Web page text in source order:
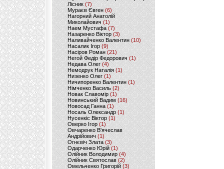
Лісник (7)
Мураєв Євген(6)
Нагорний Анатолій
Миколайович (1)
Наем Мустафа (7)
Назаренко Віктор (3)
Наливайченко Валентин (10)
Насалик Ігор(9)
Насіров Роман (21)
Негой Федір Федорович(1)
Недава Олег(4)
Немодрук Наталія(1)
Низенко Олег (1)
Ничипоренко Валентин (1)
Німченко Василь (2)
Новак Славомір (1)
Новинський Вадим (16)
Новосад Ганна (1)
Носаль Олександр (1)
Нусенкіс Віктор (1)
Оверко Ігор (1)
Овчаренко В'ячеслав
Андрійович(1)
Огнєвіч Злата (3)
Одарченко Юрій(1)
Олійник Володимир (4)
Олійник Святослав (2)
Омельченко Григорій (3)